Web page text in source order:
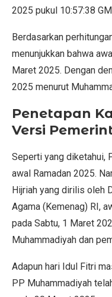
2025 pukul 10:57:38
Berdasarkan
menunjukkan bahwa
Maret 2025. Dengan
2025 menurut
Penetapan
Versi
Seperti yang diketahui,
awal Ramadan 2025.
Hijriah yang dirilis oleh
Agama (Kemenag) RI,
pada Sabtu, 1 Maret
Muhammadiyah dan
Adapun hari Idul Fitri
PP Muhammadiyah